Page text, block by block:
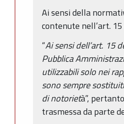
Ai sensi della
contenute nell’art.
“Ai sensi dell’art. 15
Pubblica
utilizzabili solo nei
sono sempre
di notorietà”,
trasmessa da parte